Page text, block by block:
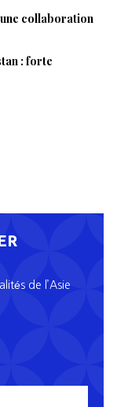
collaboration
: forte
de l’Asie